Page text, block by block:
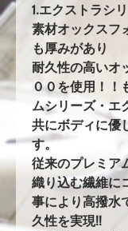
1.エクストラシ
素材オックスフ
も厚みがあり
耐久性の高いオ
００を使用！！
ムシリーズ・エ
共にボディに優
す。
従来のプレミア
織り込む繊維に
事により高撥水
久性を実現!!